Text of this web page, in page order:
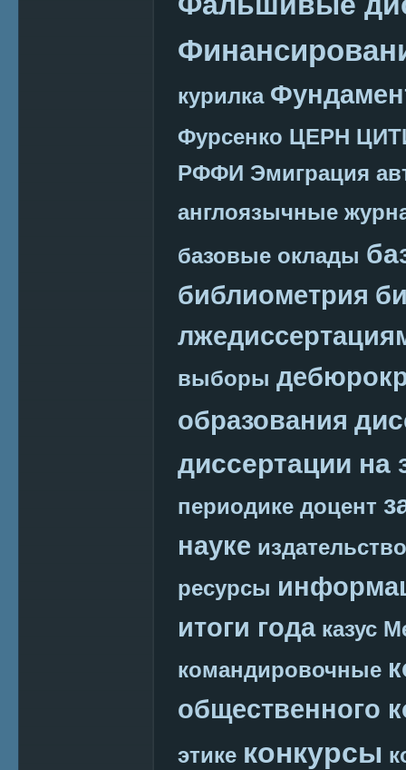
курилка
Фурсенко ЦЕРН
РФФИ Эмиграция
англоязычные
базовые оклады
библиометрия
выборы
образования
диссертации на
периодике доцент
науке издательство
ресурсы
итоги года казус
командировочные
общественного
этике конкурсы